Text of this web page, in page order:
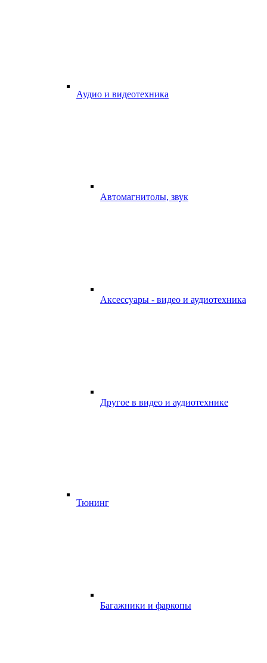
Аудио и видеотехника
Автомагнитолы, звук
Аксессуары - видео и аудиотехника
Другое в видео и аудиотехнике
Тюнинг
Багажники и фаркопы